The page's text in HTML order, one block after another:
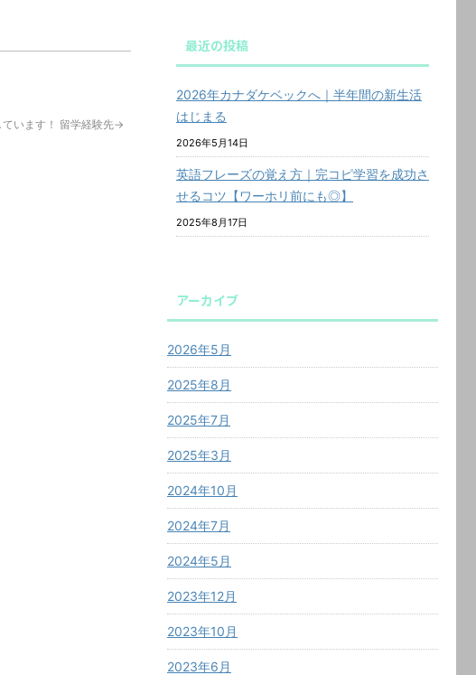
ています！ 留学経験先→
最近の投稿
2026年カナダケベックへ｜半年間の新生活
はじまる
2026年5月14日
英語フレーズの覚え方｜完コピ学習を成功さ
せるコツ【ワーホリ前にも◎】
2025年8月17日
アーカイブ
2026年5月
2025年8月
2025年7月
2025年3月
2024年10月
2024年7月
2024年5月
2023年12月
2023年10月
2023年6月